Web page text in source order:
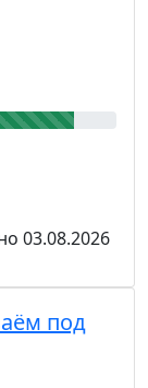
03.08.2026
под